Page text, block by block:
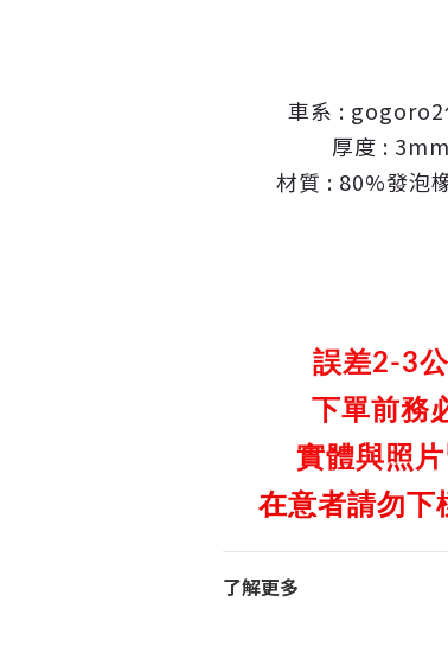
車系 :
厚度 :
材質 : 80%發泡
誤差2-3
下單前務
實體與照
在意者請勿下
了解更多